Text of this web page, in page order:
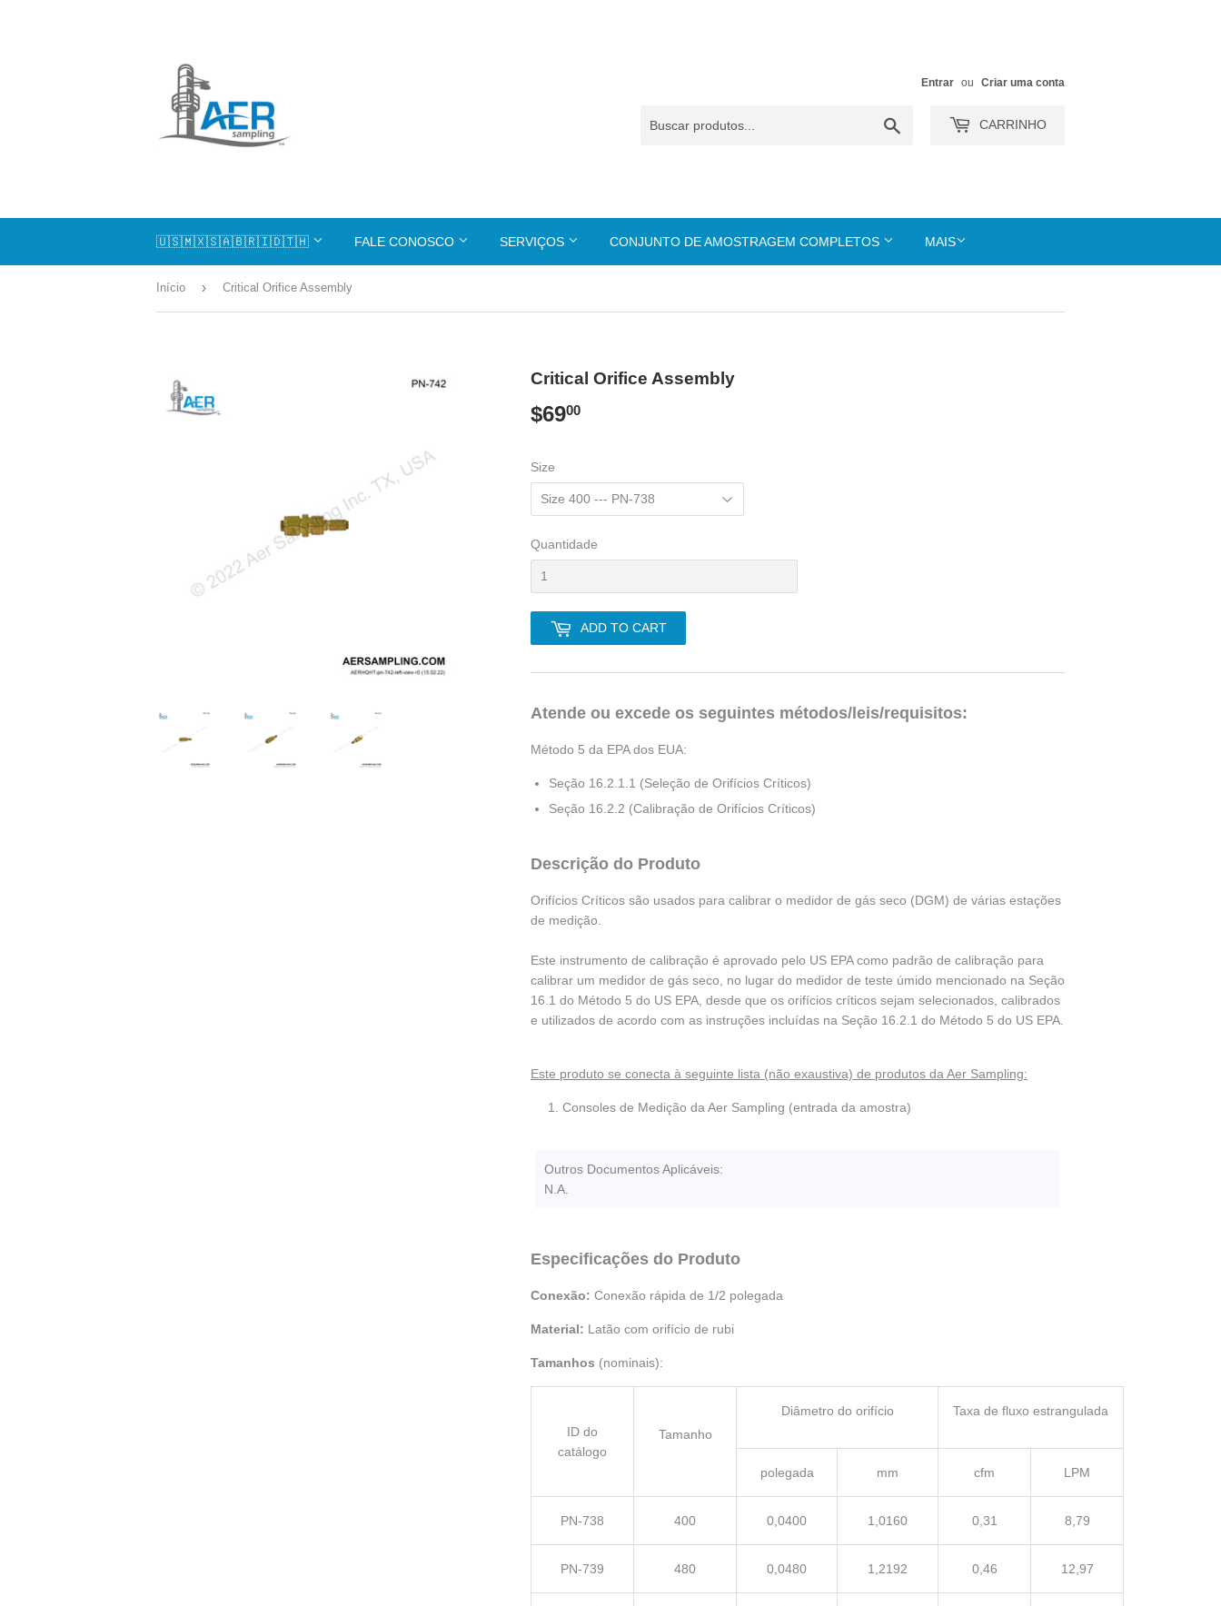
Entrar ou Criar uma conta
CARRINHO
🇺🇸🇲🇽🇸🇦🇧🇷🇮🇩🇹🇭 FALE CONOSCO SERVIÇOS CONJUNTO DE AMOSTRAGEM COMPLETOS MAIS
Início › Critical Orifice Assembly
Critical Orifice Assembly
$6900
Size
Quantidade
ADD TO CART
Atende ou excede os seguintes métodos/leis/requisitos:
Método 5 da EPA dos EUA:
Seção 16.2.1.1 (Seleção de Orifícios Críticos)
Seção 16.2.2 (Calibração de Orifícios Críticos)
Descrição do Produto
Orifícios Críticos são usados para calibrar o medidor de gás seco (DGM) de várias estações
de medição.
Este instrumento de calibração é aprovado pelo US EPA como padrão de calibração para
calibrar um medidor de gás seco, no lugar do medidor de teste úmido mencionado na Seção
16.1 do Método 5 do US EPA, desde que os orifícios críticos sejam selecionados, calibrados
e utilizados de acordo com as instruções incluídas na Seção 16.2.1 do Método 5 do US EPA.
Este produto se conecta à seguinte lista (não exaustiva) de produtos da Aer Sampling:
Consoles de Medição da Aer Sampling (entrada da amostra)
Outros Documentos Aplicáveis:
N.A.
Especificações do Produto
Conexão: Conexão rápida de 1/2 polegada
Material: Latão com orifício de rubi
Tamanhos (nominais):
ID do
catálogo
Tamanho
Diâmetro do orifício Taxa de fluxo estrangulada
polegada mm cfm LPM
PN-738 400 0,0400 1,0160 0,31 8,79
PN-739 480 0,0480 1,2192 0,46 12,97